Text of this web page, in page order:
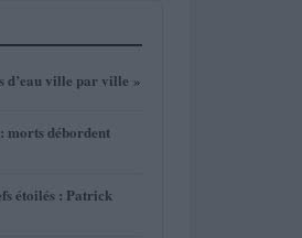
d’eau ville par ville »
morts débordent
étoilés : Patrick